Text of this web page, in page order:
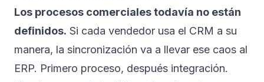
Los procesos comerciales todavía no están
definidos. Si cada vendedor usa el CRM a su
manera, la sincronización va a llevar ese caos al
ERP. Primero proceso, después integración.